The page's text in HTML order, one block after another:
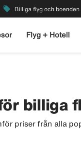
local_offer Billiga flyg och boenden
Flyg + Hotell
billiga
priser från alla